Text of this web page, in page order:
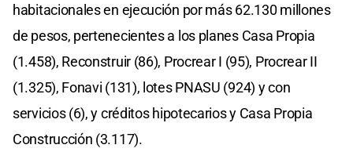
habitacionales en ejecución por más 62.130 millones
de pesos, pertenecientes a los planes Casa Propia
(1.458), Reconstruir (86), Procrear I (95), Procrear II
(1.325), Fonavi (131), lotes PNASU (924) y con
servicios (6), y créditos hipotecarios y Casa Propia
Construcción (3.117).